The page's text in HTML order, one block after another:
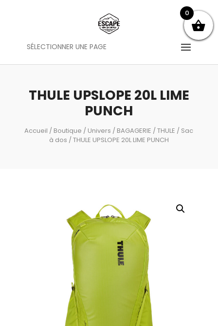
SÉLECTIONNER UNE PAGE
THULE UPSLOPE 20L LIME
PUNCH
Accueil / Boutique / Univers / BAGAGERIE /THULE / Sac
à dos / THULE UPSLOPE 20L LIME PUNCH
0